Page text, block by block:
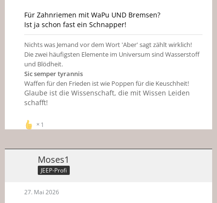
Für Zahnriemen mit WaPu UND Bremsen?
Ist ja schon fast ein Schnapper!
Nichts was Jemand vor dem Wort 'Aber' sagt zählt wirklich!
Die zwei häufigsten Elemente im Universum sind Wasserstoff
und Blödheit.
Sic semper tyrannis
Waffen für den Frieden ist wie Poppen für die Keuschheit!
Glaube ist die Wissenschaft, die mit Wissen Leiden
schafft!
1
Moses1
JEEP-Profi
27. Mai 2026